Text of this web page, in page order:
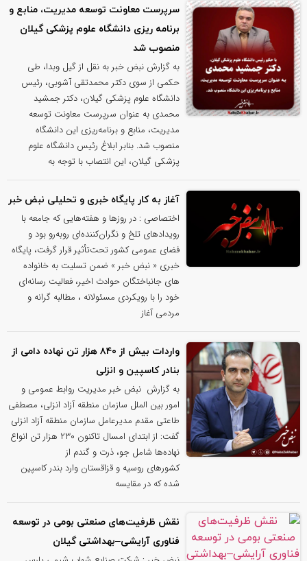
سرپرست معاونت توسعه مدیریت، منابع و
برنامه ریزی دانشگاه علوم پزشکی گیلان
منصوب شد
به گزارش نبض خبر به نقل از گیل وبدا، طی
حکمی از سوی دکتر محمدتقی آشوبی، رئیس
دانشگاه علوم پزشکی گیلان، دکتر جمشید
محمدی به عنوان سرپرست معاونت توسعه
مدیریت، منابع و برنامه‌ریزی این دانشگاه
منصوب شد. بنابر ابلاغ رئیس دانشگاه علوم
پزشکی گیلان، این انتصاب با توجه به
آغاز به کار پایگاه خبری و تحلیلی نبض خبر
اختصاصی : در روزها و هفته‌هایی که جامعه با
رویدادهای تلخ و نگران‌کننده‌ای روبه‌رو بود و
فضای عمومی کشور تحت‌تأثیر قرار گرفت، پایگاه
خبری « نبض خبر » ضمن تسلیت به خانواده
های جانباختگان حوادث اخیر، فعالیت رسانه‌ای
خود را با رویکردی مسئولانه ، مطالبه گرانه و
مردمی آغاز
واردات بیش از ۸۴۰ هزار تن نهاده دامی از
بنادر كاسپین و انزلی
به گزارش نبض خبر مدیریت روابط عمومی و
امور بین الملل سازمان منطقه آزاد انزلی، مصطفی
طاعتی مقدم مدیرعامل سازمان منطقه آزاد انزلی
گفت: از ابتدای امسال تاکنون ۲۳۰ هزار تن انواع
نهاده‌ها شامل جو، ذرت و گندم از
کشورهای روسیه و قزاقستان وارد بندر کاسپین
شده که در مقایسه
نقش ظرفیت‌های صنعتی بومی در توسعه
فناوری آرایشی–بهداشتی گیلان